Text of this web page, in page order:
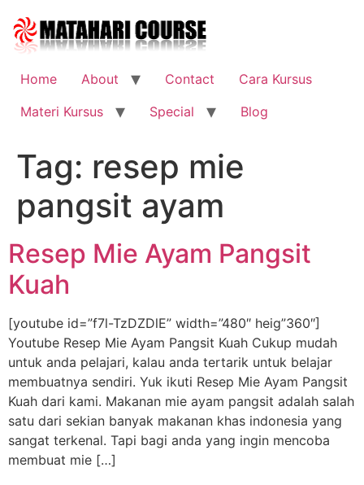
content
Home
About Contact
Cara Kursus
Materi Kursus
Special Blog
Tag: resep mie
pangsit ayam
Resep Mie Ayam Pangsit
Kuah
[youtube id=”f7l-TzDZDlE” width=”480″ heig”360″]
Youtube Resep Mie Ayam Pangsit Kuah Cukup mudah
untuk anda pelajari, kalau anda tertarik untuk belajar
membuatnya sendiri. Yuk ikuti Resep Mie Ayam Pangsit
Kuah dari kami. Makanan mie ayam pangsit adalah salah
satu dari sekian banyak makanan khas indonesia yang
sangat terkenal. Tapi bagi anda yang ingin mencoba
membuat mie […]